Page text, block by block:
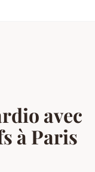
avec
à Paris